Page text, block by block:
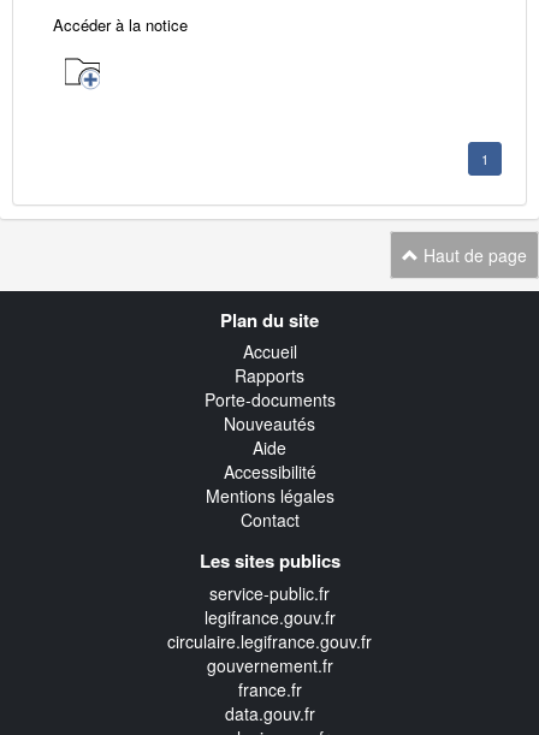
Accéder à la notice
1
Haut de page
Plan du site
Accueil
Rapports
Porte-documents
Nouveautés
Aide
Accessibilité
Mentions légales
Contact
Les sites publics
service-public.fr
legifrance.gouv.fr
circulaire.legifrance.gouv.fr
gouvernement.fr
france.fr
data.gouv.fr